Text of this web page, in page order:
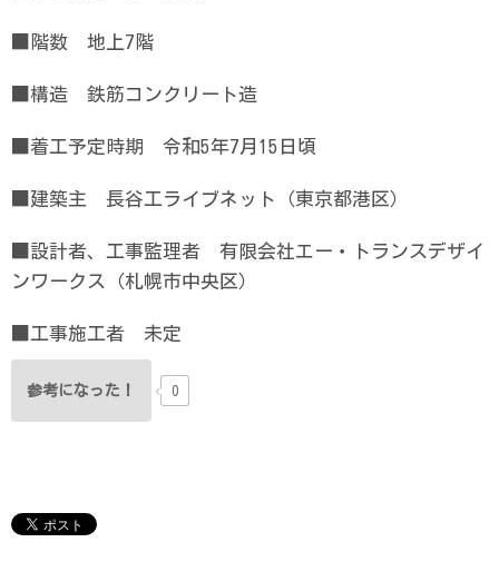
■階数 地上7階
■構造 鉄筋コンクリート造
■着工予定時期 令和5年7月15日頃
■建築主 長谷工ライブネット（東京都港区）
■設計者、工事監理者 有限会社エー・トランスデザイ
ンワークス（札幌市中央区）
■工事施工者 未定
参考になった！ 0